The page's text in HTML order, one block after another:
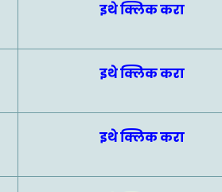
इथे क्लिक करा
इथे क्लिक करा
इथे क्लिक करा